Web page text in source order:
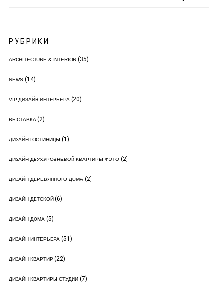
РУБРИКИ
ARCHITECTURE & INTERIOR(35)
NEWS(14)
VIP ДИЗАЙН ИНТЕРЬЕРА(20)
ВЫСТАВКА(2)
ДИЗАЙН ГОСТИНИЦЫ (1)
ДИЗАЙН ДВУХУРОВНЕВОЙ КВАРТИРЫ ФОТО(2)
ДИЗАЙН ДЕРЕВЯННОГО ДОМА(2)
ДИЗАЙН ДЕТСКОЙ(6)
ДИЗАЙН ДОМА(5)
ДИЗАЙН ИНТЕРЬЕРА(51)
ДИЗАЙН КВАРТИР(22)
ДИЗАЙН КВАРТИРЫ СТУДИИ(7)